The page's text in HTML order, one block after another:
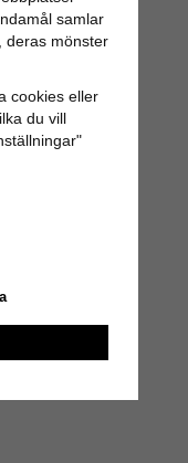
samlar
deras mönster
cookies eller
du vill